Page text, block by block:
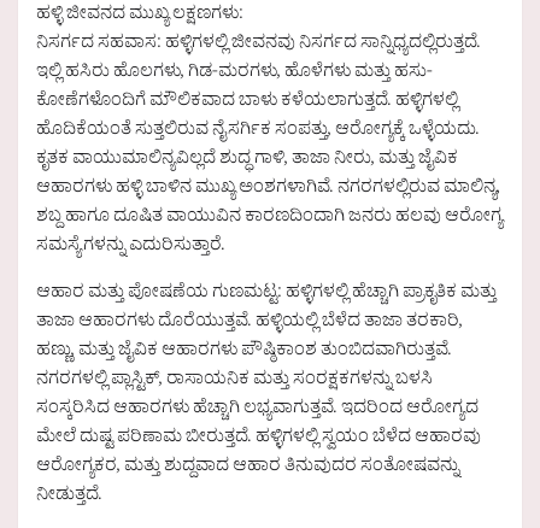
ಹಳ್ಳಿ ಜೀವನದ ಮುಖ್ಯ ಲಕ್ಷಣಗಳು:
ನಿಸರ್ಗದ ಸಹವಾಸ: ಹಳ್ಳಿಗಳಲ್ಲಿ ಜೀವನವು ನಿಸರ್ಗದ ಸಾನ್ನಿಧ್ಯದಲ್ಲಿರುತ್ತದೆ.
ಇಲ್ಲಿ ಹಸಿರು ಹೊಲಗಳು, ಗಿಡ-ಮರಗಳು, ಹೊಳೆಗಳು ಮತ್ತು ಹಸು-
ಕೋಣೆಗಳೊಂದಿಗೆ ಮೌಲಿಕವಾದ ಬಾಳು ಕಳೆಯಲಾಗುತ್ತದೆ. ಹಳ್ಳಿಗಳಲ್ಲಿ
ಹೊದಿಕೆಯಂತೆ ಸುತ್ತಲಿರುವ ನೈಸರ್ಗಿಕ ಸಂಪತ್ತು, ಆರೋಗ್ಯಕ್ಕೆ ಒಳ್ಳೆಯದು.
ಕೃತಕ ವಾಯುಮಾಲಿನ್ಯವಿಲ್ಲದೆ ಶುದ್ಧ ಗಾಳಿ, ತಾಜಾ ನೀರು, ಮತ್ತು ಜೈವಿಕ
ಆಹಾರಗಳು ಹಳ್ಳಿ ಬಾಳಿನ ಮುಖ್ಯ ಅಂಶಗಳಾಗಿವೆ. ನಗರಗಳಲ್ಲಿರುವ ಮಾಲಿನ್ಯ,
ಶಬ್ದ ಹಾಗೂ ದೂಷಿತ ವಾಯುವಿನ ಕಾರಣದಿಂದಾಗಿ ಜನರು ಹಲವು ಆರೋಗ್ಯ
ಸಮಸ್ಯೆಗಳನ್ನು ಎದುರಿಸುತ್ತಾರೆ.
ಆಹಾರ ಮತ್ತು ಪೋಷಣೆಯ ಗುಣಮಟ್ಟ: ಹಳ್ಳಿಗಳಲ್ಲಿ ಹೆಚ್ಚಾಗಿ ಪ್ರಾಕೃತಿಕ ಮತ್ತು
ತಾಜಾ ಆಹಾರಗಳು ದೊರೆಯುತ್ತವೆ. ಹಳ್ಳಿಯಲ್ಲಿ ಬೆಳೆದ ತಾಜಾ ತರಕಾರಿ,
ಹಣ್ಣು, ಮತ್ತು ಜೈವಿಕ ಆಹಾರಗಳು ಪೌಷ್ಠಿಕಾಂಶ ತುಂಬಿದವಾಗಿರುತ್ತವೆ.
ನಗರಗಳಲ್ಲಿ ಪ್ಲಾಸ್ಟಿಕ್, ರಾಸಾಯನಿಕ ಮತ್ತು ಸಂರಕ್ಷಕಗಳನ್ನು ಬಳಸಿ
ಸಂಸ್ಕರಿಸಿದ ಆಹಾರಗಳು ಹೆಚ್ಚಾಗಿ ಲಭ್ಯವಾಗುತ್ತವೆ. ಇದರಿಂದ ಆರೋಗ್ಯದ
ಮೇಲೆ ದುಷ್ಟ ಪರಿಣಾಮ ಬೀರುತ್ತದೆ. ಹಳ್ಳಿಗಳಲ್ಲಿ ಸ್ವಯಂ ಬೆಳೆದ ಆಹಾರವು
ಆರೋಗ್ಯಕರ, ಮತ್ತು ಶುದ್ದವಾದ ಆಹಾರ ತಿನುವುದರ ಸಂತೋಷವನ್ನು
ನೀಡುತ್ತದೆ.